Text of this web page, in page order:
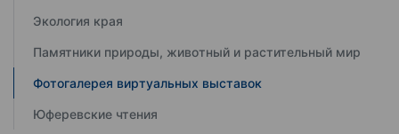
Экология края
Памятники природы, животный и растительный мир
Фотогалерея виртуальных выставок
Юферевские чтения